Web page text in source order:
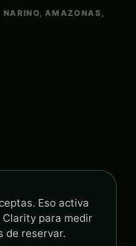
NARINO, AMAZONAS,
Eso activa
para medir
de reservar.